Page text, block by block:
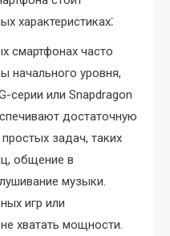
характеристиках⁚
смартфонах часто
начального уровня,
серии или Snapdragon
достаточную
задач, таких
общение в
музыки.
игр или
хватать мощности.